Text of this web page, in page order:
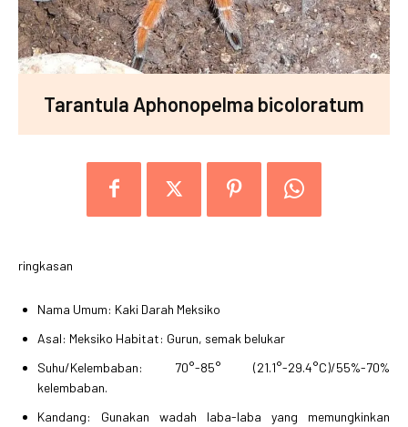
Tarantula Aphonopelma bicoloratum
ringkasan
Nama Umum: Kaki Darah Meksiko
Asal: Meksiko Habitat: Gurun, semak belukar
Suhu/Kelembaban: 70°-85° (21.1°-29.4°C)/55%-70%
kelembaban.
Kandang: Gunakan wadah laba-laba yang memungkinkan